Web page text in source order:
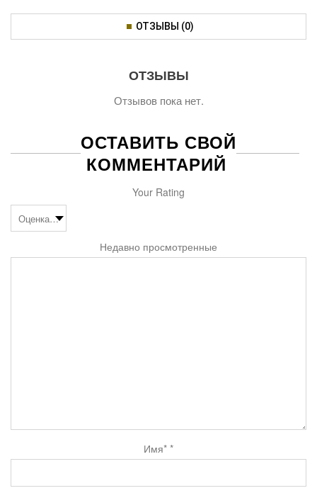
ОТЗЫВЫ (0)
ОТЗЫВЫ
Отзывов пока нет.
ОСТАВИТЬ СВОЙ
КОММЕНТАРИЙ
Your Rating
Недавно просмотренные
Имя* *